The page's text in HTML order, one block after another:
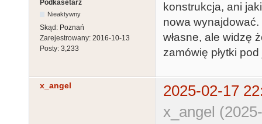
Podkasetarz
Nieaktywny
Skąd: Poznań
Zarejestrowany: 2016-10-13
Posty: 3,233
konstrukcja, ani
nowa wynajdować.
własne, ale widzę
zamówię płytki
x_angel
2025-02-17
x_angel